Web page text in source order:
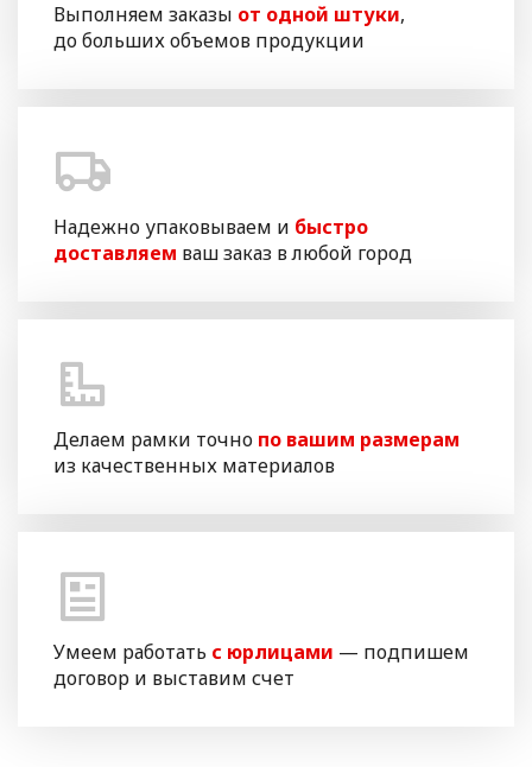
Выполняем заказы от одной штуки,
до больших объемов продукции
Надежно упаковываем и быстро
доставляем ваш заказ в любой город
Делаем рамки точно по вашим размерам
из качественных материалов
Умеем работать с юрлицами — подпишем
договор и выставим счет